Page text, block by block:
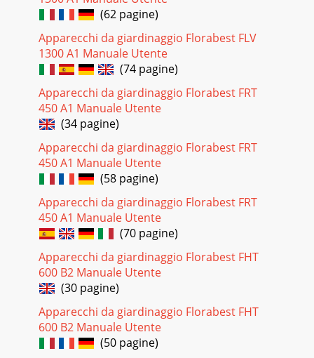
(62 pagine)
Apparecchi da giardinaggio Florabest FLV
1300 A1 Manuale Utente
(74 pagine)
Apparecchi da giardinaggio Florabest FRT
450 A1 Manuale Utente
(34 pagine)
Apparecchi da giardinaggio Florabest FRT
450 A1 Manuale Utente
(58 pagine)
Apparecchi da giardinaggio Florabest FRT
450 A1 Manuale Utente
(70 pagine)
Apparecchi da giardinaggio Florabest FHT
600 B2 Manuale Utente
(30 pagine)
Apparecchi da giardinaggio Florabest FHT
600 B2 Manuale Utente
(50 pagine)